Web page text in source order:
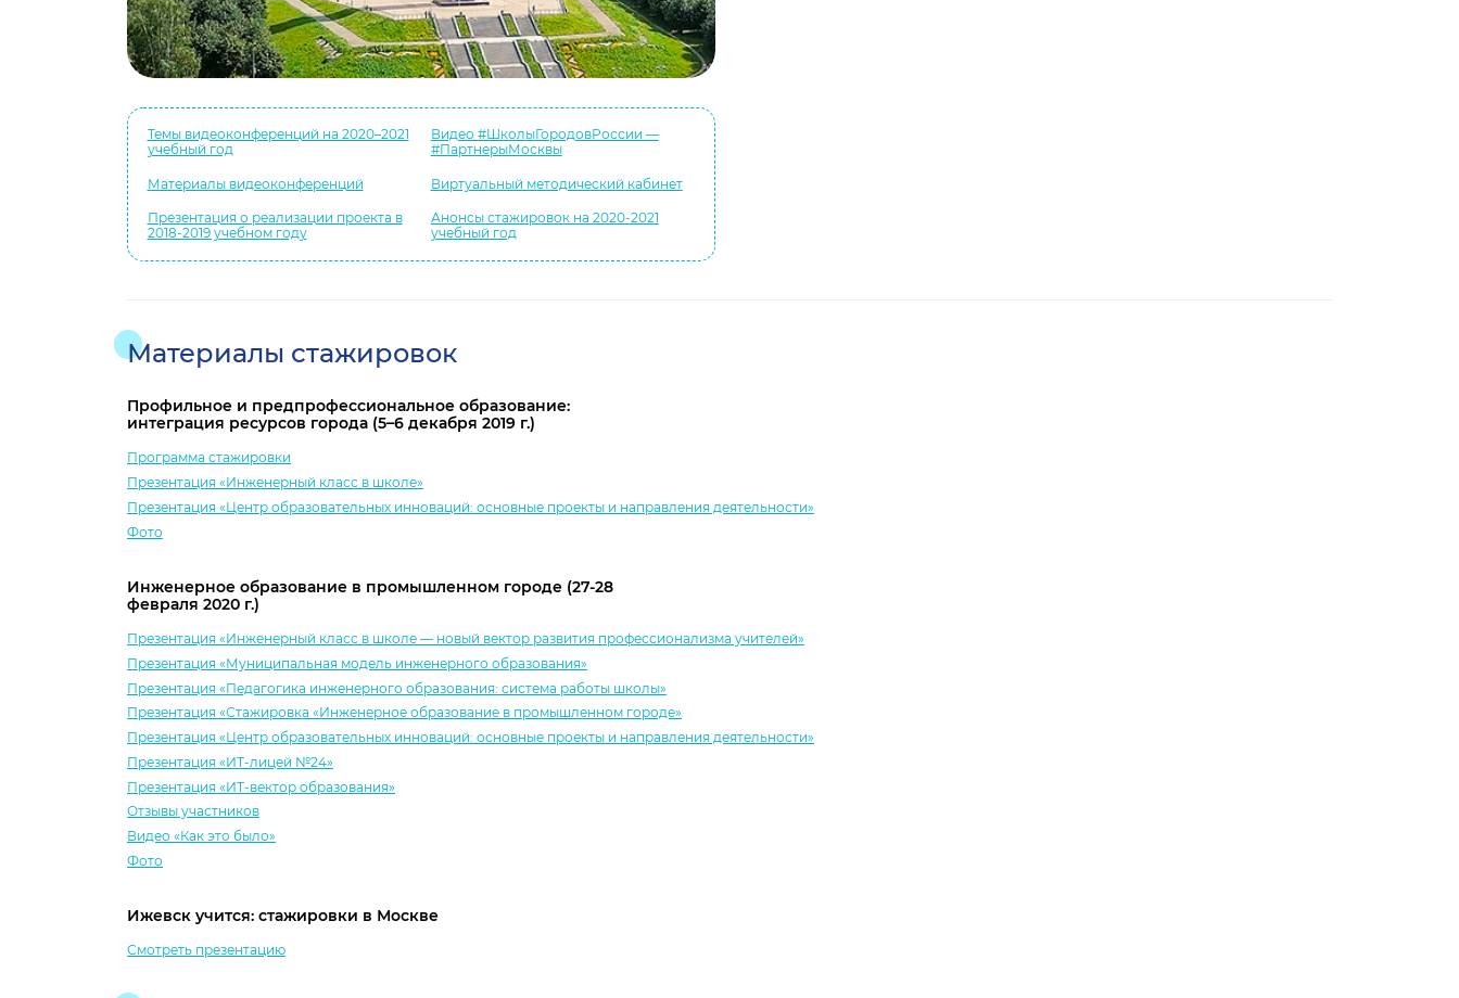
Темы видеоконференций на 2020–2021
учебный год
Видео #ШколыГородовРоссии —
#ПартнерыМосквы
Материалы видеоконференций Виртуальный методический кабинет
Презентация о реализации проекта в
2018-2019 учебном году
Анонсы стажировок на 2020-2021
учебный год
Материалы стажировок
Профильное и предпрофессиональное образование:
интеграция ресурсов города (5–6 декабря 2019 г.)
Программа стажировки
Презентация «Инженерный класс в школе»
Презентация «Центр образовательных инноваций: основные проекты и направления деятельности»
Фото
Инженерное образование в промышленном городе (27-28
февраля 2020 г.)
Презентация «Инженерный класс в школе — новый вектор развития профессионализма учителей»
Презентация «Муниципальная модель инженерного образования»
Презентация «Педагогика инженерного образования: система работы школы»
Презентация «Стажировка «Инженерное образование в промышленном городе»
Презентация «Центр образовательных инноваций: основные проекты и направления деятельности»
Презентация «ИТ-лицей №24»
Презентация «ИТ-вектор образования»
Отзывы участников
Видео «Как это было»
Фото
Ижевск учится: стажировки в Москве
Смотреть презентацию